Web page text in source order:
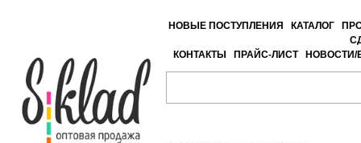
НОВЫЕ ПОСТУПЛЕНИЯ КАТАЛОГ
КОНТАКТЫ
ПРАЙС-ЛИСТ НОВОСТИ/